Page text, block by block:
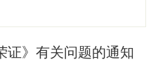
能 政策服务
证》有关问题的通知